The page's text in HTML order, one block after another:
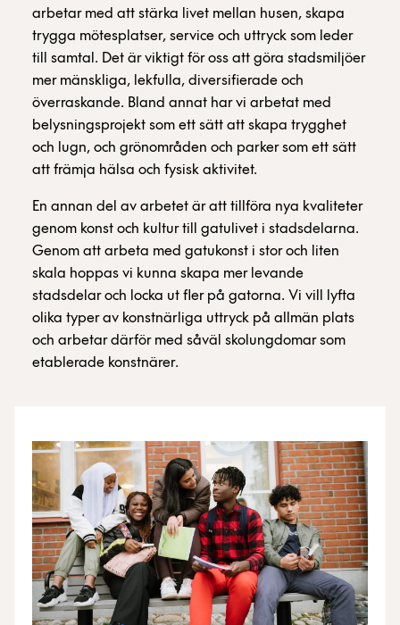
arbetar med att stärka livet mellan husen, skapa
trygga mötesplatser, service och uttryck som leder
till samtal. Det är viktigt för oss att göra stadsmiljöer
mer mänskliga, lekfulla, diversifierade och
överraskande. Bland annat har vi arbetat med
belysningsprojekt som ett sätt att skapa trygghet
och lugn, och grönområden och parker som ett sätt
att främja hälsa och fysisk aktivitet.
En annan del av arbetet är att tillföra nya kvaliteter
genom konst och kultur till gatulivet i stadsdelarna.
Genom att arbeta med gatukonst i stor och liten
skala hoppas vi kunna skapa mer levande
stadsdelar och locka ut fler på gatorna. Vi vill lyfta
olika typer av konstnärliga uttryck på allmän plats
och arbetar därför med såväl skolungdomar som
etablerade konstnärer.